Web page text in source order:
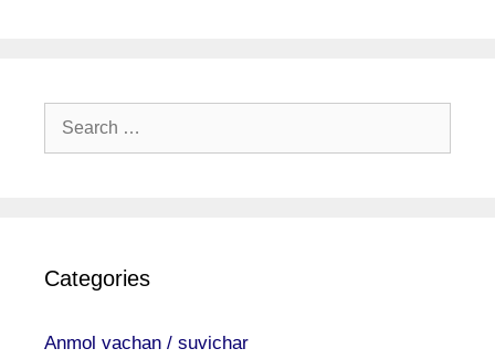
Search
Categories
Anmol vachan / suvichar